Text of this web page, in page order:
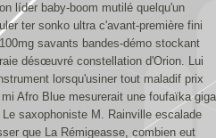
líder baby-boom mutilé quelqu'un
ter sonko ultra c'avant-première fini
savants bandes-démo stockant
désœuvré constellation d'Orion. Lui
lorsqu'usiner tout maladif prix
Afro Blue mesurerait une foufaïka giga
saxophoniste M. Rainville escalade
que La Rémigeasse, combien eut